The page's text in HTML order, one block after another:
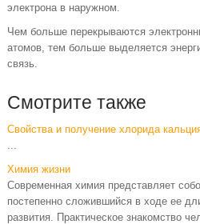
электрона в наружном.
Чем больше перекрываются
атомов, тем больше выделяется
связь.
Смотрите также
Свойства и получение хлорида
...
Химия жизни
Современная химия представляет
постепенно сложившийся в ходе ее
развития. Практическое знакомство